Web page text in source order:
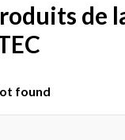
de
found